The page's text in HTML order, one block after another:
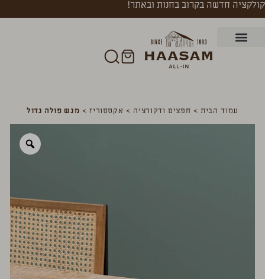
קולקציה חדשה בקרוב בחנות ובאתר!
עמוד הבית> חפצים ודקורציה > אקססוריז> מגש פולה גדול